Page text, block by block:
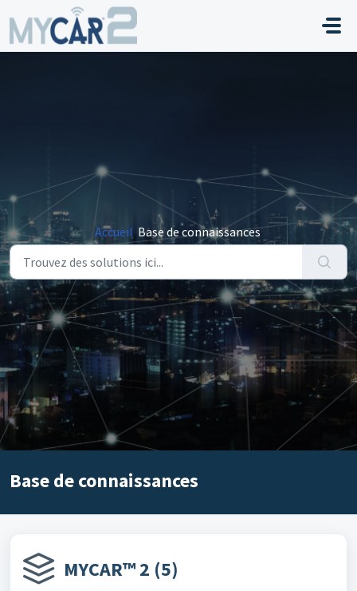
Passer au contenu principal
Accueil Base de connaissances
Base de connaissances
MYCAR™ 2 (5)